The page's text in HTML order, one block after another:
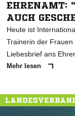
EHRENAMT:
AUCH
Heute ist
Trainerin der
Liebesbrief ans
Mehr lesen